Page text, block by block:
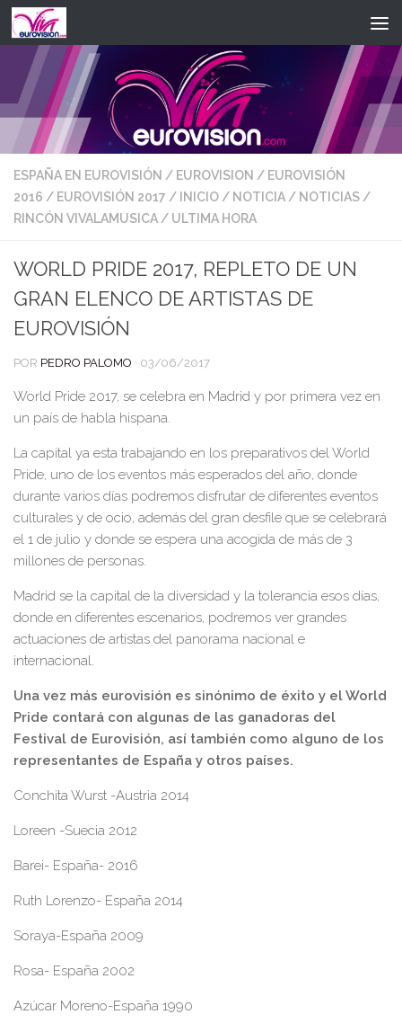
Saltar al contenido
ESPAÑA EN EUROVISIÓN / EUROVISION / EUROVISIÓN
2016 / EUROVISIÓN 2017 / INICIO/ NOTICIA/ NOTICIAS/
RINCÓN VIVALAMUSICA/ ULTIMA HORA
WORLD PRIDE 2017, REPLETO DE UN
GRAN ELENCO DE ARTISTAS DE
EUROVISIÓN
POR PEDRO PALOMO · 03/06/2017
World Pride 2017, se celebra en Madrid y por primera vez en
un país de habla hispana.
La capital ya esta trabajando en los preparativos del World
Pride, uno de los eventos más esperados del año, donde
durante varios días podremos disfrutar de diferentes eventos
culturales y de ocio, además del gran desfile que se celebrará
el 1 de julio y donde se espera una acogida de más de 3
millones de personas.
Madrid se la capital de la diversidad y la tolerancia esos días,
donde en diferentes escenarios, podremos ver grandes
actuaciones de artistas del panorama nacional e
internacional.
Una vez más eurovisión es sinónimo de éxito y el World
Pride contará con algunas de las ganadoras del
Festival de Eurovisión, así también como alguno de los
representantes de España y otros países.
Conchita Wurst -Austria 2014
Loreen -Suecia 2012
Barei- España- 2016
Ruth Lorenzo- España 2014
Soraya-España 2009
Rosa- España 2002
Azúcar Moreno-España 1990